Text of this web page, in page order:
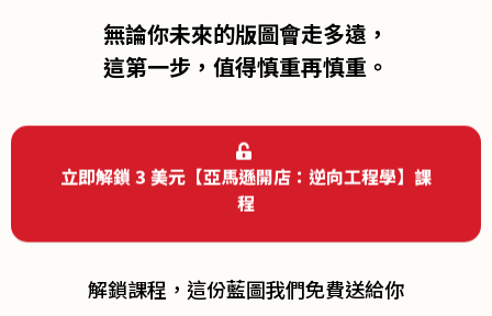
無論你未來的版圖會走多遠，
這第一步，值得慎重再慎重。
立即解鎖 3 美元【亞馬遜開店：逆向工程學】課
程
解鎖課程，這份藍圖我們免費送給你